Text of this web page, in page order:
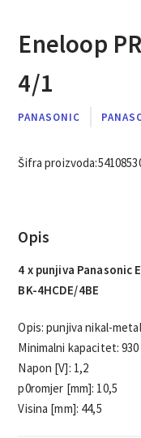
Eneloop
4/1
PANASONIC
Šifra proizvoda:
Opis
4 x punjiva Panasonic
BK-4HCDE/4BE
Opis: punjiva nikal-
Minimalni kapacitet: 930
Napon [V]: 1,2
p0romjer [mm]: 10,5
Visina [mm]: 44,5